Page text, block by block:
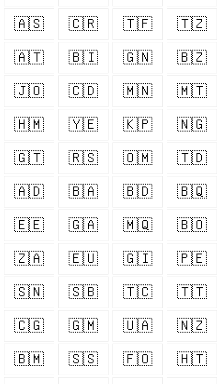
🇦🇸 🇨🇷 🇹🇫 🇹🇿
🇦🇹 🇧🇮 🇬🇳 🇧🇿
🇯🇴 🇨🇩 🇲🇳 🇲🇹
🇭🇲 🇾🇪 🇰🇵 🇳🇬
🇬🇹 🇷🇸 🇴🇲 🇹🇩
🇦🇩 🇧🇦 🇧🇩 🇧🇶
🇪🇪 🇬🇦 🇲🇶 🇧🇴
🇿🇦 🇪🇺 🇬🇮 🇵🇪
🇸🇳 🇸🇧 🇹🇨 🇹🇹
🇨🇬 🇬🇲 🇺🇦 🇳🇿
🇧🇲 🇸🇸 🇫🇴 🇭🇹